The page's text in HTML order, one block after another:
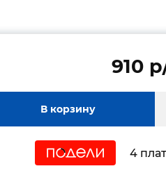
910
В корзину
4